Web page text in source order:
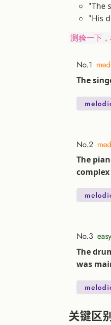
"The
"His
测验一下
No.1
The
No.2
The
No.3 easy
The
was
关键区